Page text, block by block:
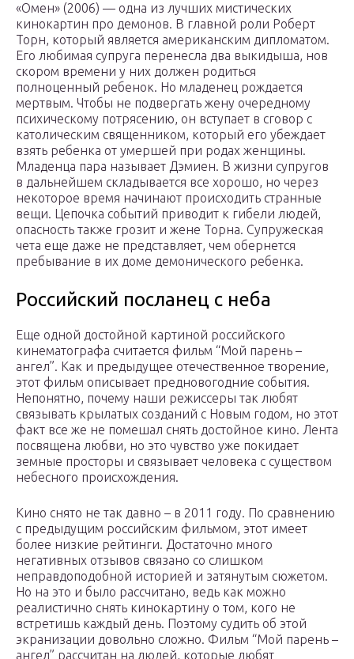
«Омен» (2006) — одна из лучших мистических
кинокартин про демонов. В главной роли Роберт
Торн, который является американским дипломатом.
Его любимая супруга перенесла два выкидыша, нов
скором времени у них должен родиться
полноценный ребенок. Но младенец рождается
мертвым. Чтобы не подвергать жену очередному
психическому потрясению, он вступает в сговор с
католическим священником, который его убеждает
взять ребенка от умершей при родах женщины.
Младенца пара называет Дэмиен. В жизни супругов
в дальнейшем складывается все хорошо, но через
некоторое время начинают происходить странные
вещи. Цепочка событий приводит к гибели людей,
опасность также грозит и жене Торна. Супружеская
чета еще даже не представляет, чем обернется
пребывание в их доме демонического ребенка.
Российский посланец с неба
Еще одной достойной картиной российского
кинематографа считается фильм “Мой парень –
ангел”. Как и предыдущее отечественное творение,
этот фильм описывает предновогодние события.
Непонятно, почему наши режиссеры так любят
связывать крылатых созданий с Новым годом, но этот
факт все же не помешал снять достойное кино. Лента
посвящена любви, но это чувство уже покидает
земные просторы и связывает человека с существом
небесного происхождения.
Кино снято не так давно – в 2011 году. По сравнению
с предыдущим российским фильмом, этот имеет
более низкие рейтинги. Достаточно много
негативных отзывов связано со слишком
неправдоподобной историей и затянутым сюжетом.
Но на это и было рассчитано, ведь как можно
реалистично снять кинокартину о том, кого не
встретишь каждый день. Поэтому судить об этой
экранизации довольно сложно. Фильм “Мой парень –
ангел” рассчитан на людей, которые любят